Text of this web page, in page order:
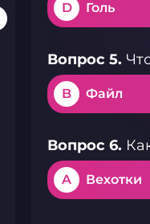
D Голь
Вопрос 5.
B Файл
Вопрос 6.
A Вехотки